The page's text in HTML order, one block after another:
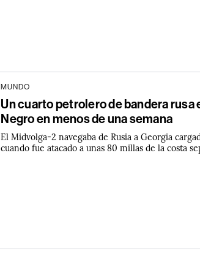
MUNDO
Un cuarto petrolero de bandera rusa
Negro en menos de una semana
El Midvolga-2 navegaba de Rusia a Georgia
cuando fue atacado a unas 80 millas de la costa